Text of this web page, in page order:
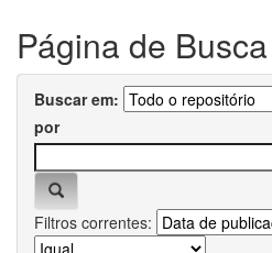
Página de Busca
Buscar em:
por
Filtros correntes: